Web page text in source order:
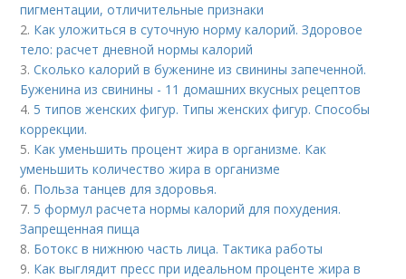
пигментации, отличительные признаки
2. Как уложиться в суточную норму калорий. Здоровое
тело: расчет дневной нормы калорий
3.Сколько калорий в буженине из свинины запеченной.
Буженина из свинины - 11 домашних вкусных рецептов
4. 5 типов женских фигур. Типы женских фигур. Способы
коррекции.
5. Как уменьшить процент жира в организме. Как
уменьшить количество жира в организме
6. Польза танцев для здоровья.
7. 5 формул расчета нормы калорий для похудения.
Запрещенная пища
8. Ботокс в нижнюю часть лица. Тактика работы
9. Как выглядит пресс при идеальном проценте жира в